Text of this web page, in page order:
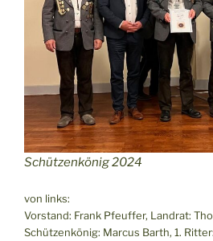
Schützenkönig 2024
von links:
Vorstand: Frank Pfeuffer, Landrat:
Schützenkönig: Marcus Barth, 1.